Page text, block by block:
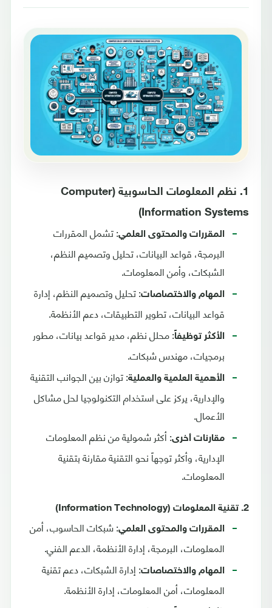
1. نظم المعلومات الحاسوبية (Computer
Information Systems)
المقررات والمحتوى العلمي: تشمل المقررات
البرمجة، قواعد البيانات، تحليل وتصميم النظم،
الشبكات، وأمن المعلومات.
المهام والاختصاصات: تحليل وتصميم النظم، إدارة
قواعد البيانات، تطوير التطبيقات، دعم الأنظمة.
الأكثر توظيفاً: محلل نظم، مدير قواعد بيانات، مطور
برمجيات، مهندس شبكات.
الأهمية العلمية والعملية: توازن بين الجوانب التقنية
والإدارية، يركز على استخدام التكنولوجيا لحل مشاكل
الأعمال.
مقارنات أخرى: أكثر شمولية من نظم المعلومات
الإدارية، وأكثر توجهاً نحو التقنية مقارنة بتقنية
المعلومات.
2. تقنية المعلومات (Information Technology)
المقررات والمحتوى العلمي: شبكات الحاسوب، أمن
المعلومات، البرمجة، إدارة الأنظمة، الدعم الفني.
المهام والاختصاصات: إدارة الشبكات، دعم تقنية
المعلومات، أمن المعلومات، إدارة الأنظمة.